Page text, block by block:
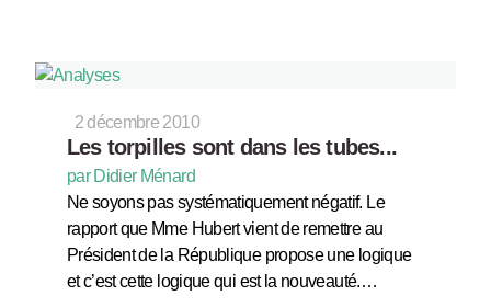
2 décembre 2010
Les torpilles sont dans les tubes...
par Didier Ménard
Ne soyons pas systématiquement négatif. Le
rapport que Mme Hubert vient de remettre au
Président de la République propose une logique
et c’est cette logique qui est la nouveauté.…